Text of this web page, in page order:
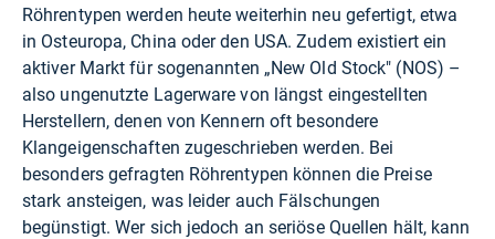
Röhrentypen werden heute weiterhin neu gefertigt, etwa
in Osteuropa, China oder den USA. Zudem existiert ein
aktiver Markt für sogenannten „New Old Stock" (NOS) –
also ungenutzte Lagerware von längst eingestellten
Herstellern, denen von Kennern oft besondere
Klangeigenschaften zugeschrieben werden. Bei
besonders gefragten Röhrentypen können die Preise
stark ansteigen, was leider auch Fälschungen
begünstigt. Wer sich jedoch an seriöse Quellen hält, kann